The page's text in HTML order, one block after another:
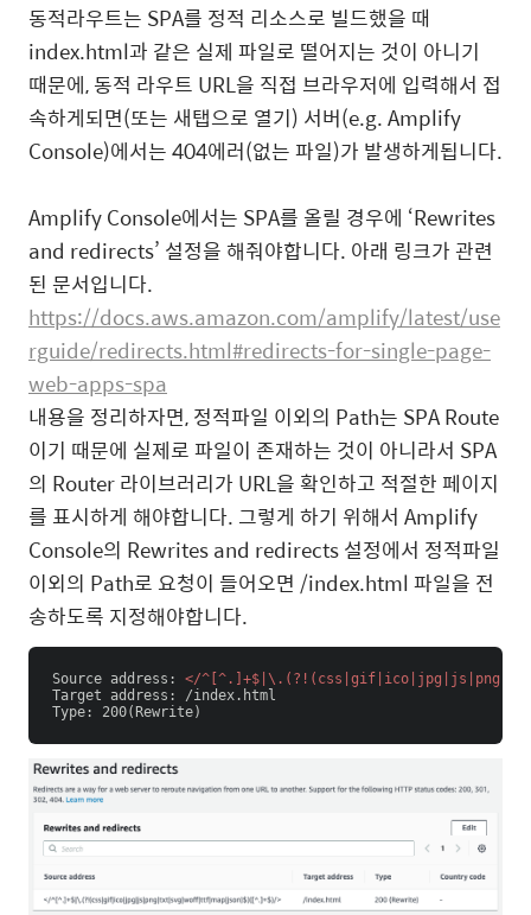
동적라우트는 SPA를 정적 리소스로 빌드했을 때
index.html과 같은 실제 파일로 떨어지는 것이 아니기
때문에, 동적 라우트 URL을 직접 브라우저에 입력해서 접
속하게되면(또는 새탭으로 열기) 서버(e.g. Amplify
Console)에서는 404에러(없는 파일)가 발생하게됩니다.
Amplify Console에서는 SPA를 올릴 경우에 ‘Rewrites
and redirects’ 설정을 해줘야합니다. 아래 링크가 관련
된 문서입니다.
https://docs.aws.amazon.com/amplify/latest/use
rguide/redirects.html#redirects-for-single-page-
web-apps-spa
내용을 정리하자면, 정적파일 이외의 Path는 SPA Route
이기 때문에 실제로 파일이 존재하는 것이 아니라서 SPA
의 Router 라이브러리가 URL을 확인하고 적절한 페이지
를 표시하게 해야합니다. 그렇게 하기 위해서 Amplify
Console의 Rewrites and redirects 설정에서 정적파일
이외의 Path로 요청이 들어오면 /index.html 파일을 전
송하도록 지정해야합니다.
Source address: </
Target address: /index.html
Type: 200(Rewrite)